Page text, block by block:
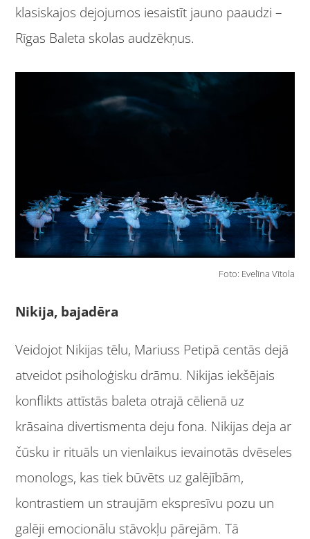
klasiskajos dejojumos iesaistīt jauno paaudzi –
Rīgas Baleta skolas audzēkņus.
Foto: Evelīna Vītola
Nikija, bajadēra
Veidojot Nikijas tēlu, Mariuss Petipā centās dejā
atveidot psiholoģisku drāmu. Nikijas iekšējais
konflikts attīstās baleta otrajā cēlienā uz
krāsaina divertismenta deju fona. Nikijas deja ar
čūsku ir rituāls un vienlaikus ievainotās dvēseles
monologs, kas tiek būvēts uz galējībām,
kontrastiem un straujām ekspresīvu pozu un
galēji emocionālu stāvokļu pārejām. Tā